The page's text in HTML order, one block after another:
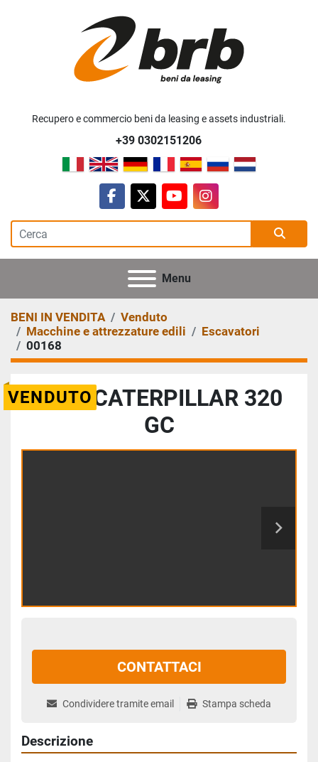
Recupero e commercio beni da leasing e assets industriali.
+39 0302151206
facebook
twitteryoutubeinstagram
Menu
BENI IN VENDITA
Venduto
Macchine e attrezzature edili
Escavatori
00168
VENDUTO
2022 CATERPILLAR 320
GC
CONTATTACI
Condividere tramite email Stampa scheda
Descrizione